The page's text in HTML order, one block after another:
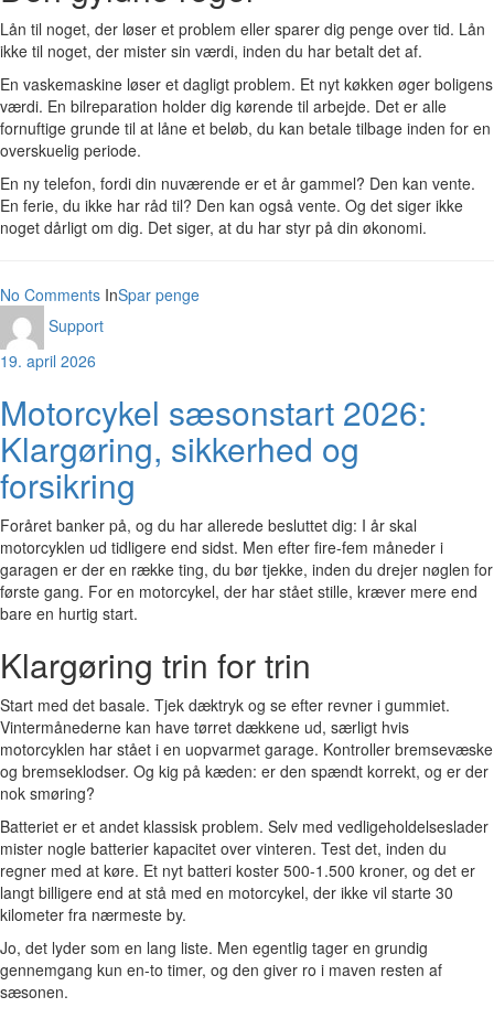
Lån til noget, der løser et problem eller sparer dig penge over tid. Lån
ikke til noget, der mister sin værdi, inden du har betalt det af.
En vaskemaskine løser et dagligt problem. Et nyt køkken øger boligens
værdi. En bilreparation holder dig kørende til arbejde. Det er alle
fornuftige grunde til at låne et beløb, du kan betale tilbage inden for en
overskuelig periode.
En ny telefon, fordi din nuværende er et år gammel? Den kan vente.
En ferie, du ikke har råd til? Den kan også vente. Og det siger ikke
noget dårligt om dig. Det siger, at du har styr på din økonomi.
No Comments InSpar penge
Support
19. april 2026
Motorcykel sæsonstart 2026:
Klargøring, sikkerhed og
forsikring
Foråret banker på, og du har allerede besluttet dig: I år skal
motorcyklen ud tidligere end sidst. Men efter fire-fem måneder i
garagen er der en række ting, du bør tjekke, inden du drejer nøglen for
første gang. For en motorcykel, der har stået stille, kræver mere end
bare en hurtig start.
Klargøring trin for trin
Start med det basale. Tjek dæktryk og se efter revner i gummiet.
Vintermånederne kan have tørret dækkene ud, særligt hvis
motorcyklen har stået i en uopvarmet garage. Kontroller bremsevæske
og bremseklodser. Og kig på kæden: er den spændt korrekt, og er der
nok smøring?
Batteriet er et andet klassisk problem. Selv med vedligeholdelseslader
mister nogle batterier kapacitet over vinteren. Test det, inden du
regner med at køre. Et nyt batteri koster 500-1.500 kroner, og det er
langt billigere end at stå med en motorcykel, der ikke vil starte 30
kilometer fra nærmeste by.
Jo, det lyder som en lang liste. Men egentlig tager en grundig
gennemgang kun en-to timer, og den giver ro i maven resten af
sæsonen.